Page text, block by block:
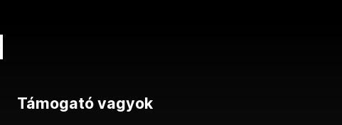
Támogató vagyok